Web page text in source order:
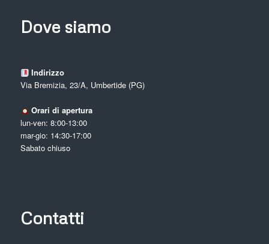
Dove siamo
Indirizzo
Via Bremizia, 23/A, Umbertide (PG)
Orari di apertura
lun-ven: 8:00-13:00
mar-gio: 14:30-17:00
Sabato chiuso
Contatti